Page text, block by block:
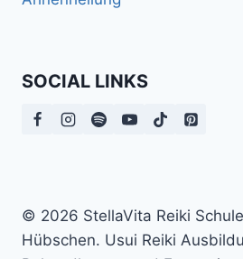
SOCIAL LINKS
© 2026 StellaVita Reiki
Hübschen. Usui Reiki